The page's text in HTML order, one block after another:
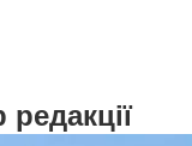
редакції